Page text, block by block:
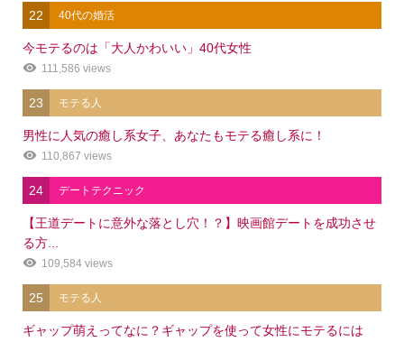
22 40代の婚活
今モテるのは「大人かわいい」40代女性
111,586 views
23 モテる人
男性に人気の癒し系女子、あなたもモテる癒し系に！
110,867 views
24 デートテクニック
【王道デートに意外な落とし穴！？】映画館デートを成功させ
る方...
109,584 views
25 モテる人
ギャップ萌えってなに？ギャップを使って女性にモテるには